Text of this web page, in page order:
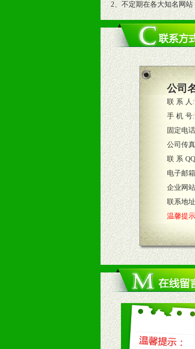
2、不定期在各大知名网
3、根据地方实际情况提
四、市场操作及支持
1、根据区域市场协助制
2、根据具体情况公司给
3、根据市场需要，派驻区
4、根据市场情况公司给
五、退换货制度
1、给予前期市场操作一
2、对于临期，滞销品给予
六、服务优势
1、完善的信息服务咨询
2、售后服务：突发性产
3、我们时刻整理各区销
七、招商代理（全国各地）
1、认同我们的经营理念。
2、具备较好商业信誉和资
3、具备区域内良好的终
4、具备一定业务团队能
5、具备较强的市场操作
八、品牌产品
1、不断提升品牌的知名度
2、不断开创新产品不断
公司
联 系 人:
手 机 号:
固定电
公司传
联 系
电子邮
企业网
联系地
温馨提